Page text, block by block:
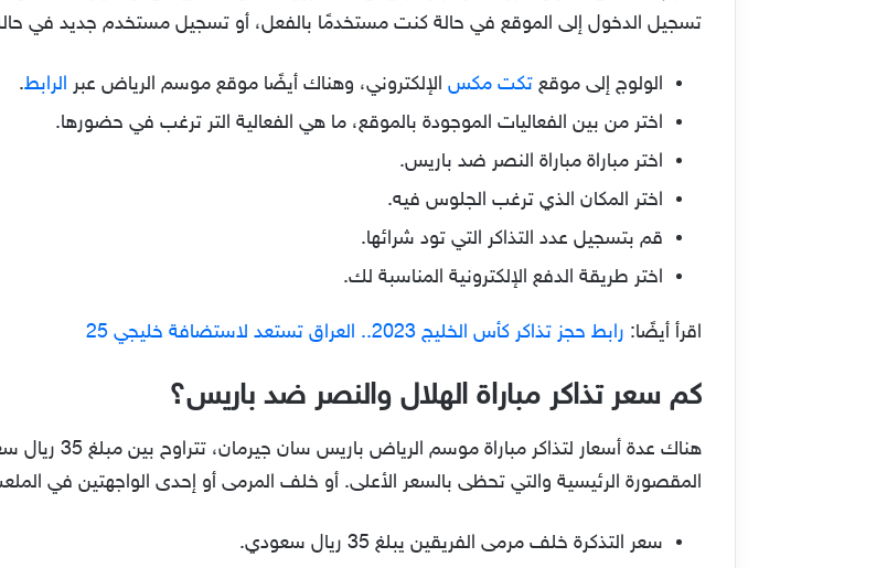
تسجيل الدخول إلى الموقع في حالة كنت مستخدمًا بالفعل، أو تسجيل مستخدم جديد في حالة
الولوج إلى موقع تكت مكس الإلكتروني، وهناك أيضًا موقع موسم الرياض عبر الرابط.
اختر من بين الفعاليات الموجودة بالموقع، ما هي الفعالية التر ترغب في حضورها.
اختر مباراة مباراة النصر ضد باريس.
اختر المكان الذي ترغب الجلوس فيه.
قم بتسجيل عدد التذاكر التي تود شرائها.
اختر طريقة الدفع الإلكترونية المناسبة لك.
اقرأ أيضًا: رابط حجز تذاكر كأس الخليج 2023.. العراق تستعد لاستضافة خليجي 25
كم سعر تذاكر مباراة الهلال والنصر ضد باريس؟
المقصورة الرئيسية والتي تحظى بالسعر الأعلى. أو خلف المرمى أو إحدى الواجهتين في
سعر التذكرة خلف مرمى الفريقين يبلغ 35 ريال سعودي.